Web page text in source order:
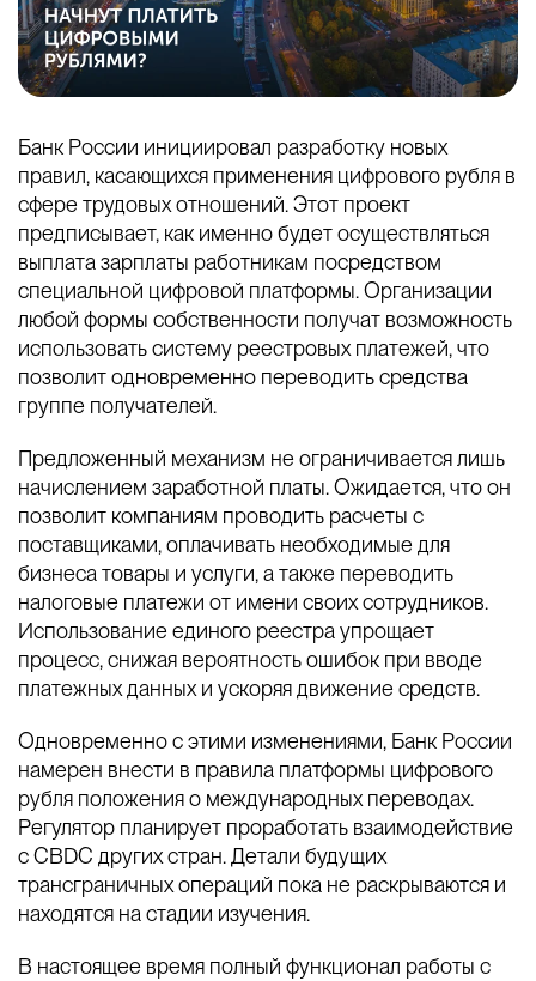
Банк России инициировал разработку новых
правил, касающихся применения цифрового рубля в
сфере трудовых отношений. Этот проект
предписывает, как именно будет осуществляться
выплата зарплаты работникам посредством
специальной цифровой платформы. Организации
любой формы собственности получат возможность
использовать систему реестровых платежей, что
позволит одновременно переводить средства
группе получателей.
Предложенный механизм не ограничивается лишь
начислением заработной платы. Ожидается, что он
позволит компаниям проводить расчеты с
поставщиками, оплачивать необходимые для
бизнеса товары и услуги, а также переводить
налоговые платежи от имени своих сотрудников.
Использование единого реестра упрощает
процесс, снижая вероятность ошибок при вводе
платежных данных и ускоряя движение средств.
Одновременно с этими изменениями, Банк России
намерен внести в правила платформы цифрового
рубля положения о международных переводах.
Регулятор планирует проработать взаимодействие
с CBDC других стран. Детали будущих
трансграничных операций пока не раскрываются и
находятся на стадии изучения.
В настоящее время полный функционал работы с